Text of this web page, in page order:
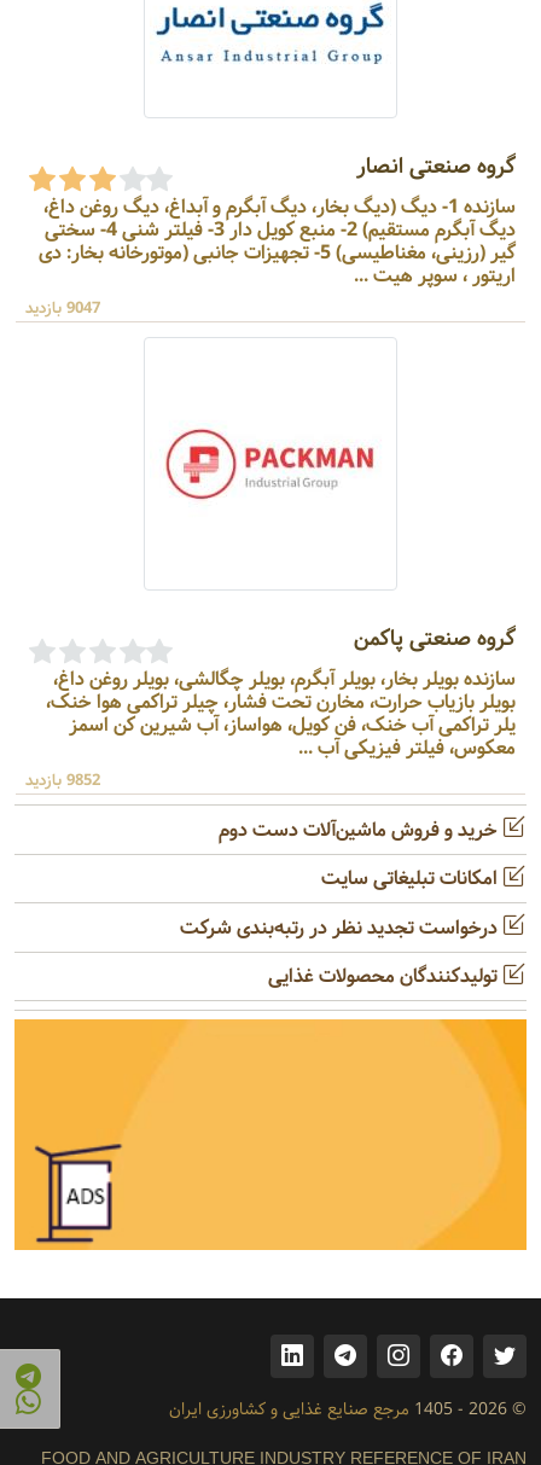
گروه صنعتی انصار
سازنده 1- دیگ (دیگ بخار، دیگ آبگرم و آبداغ، دیگ روغن داغ،
دیگ آبگرم مستقیم) 2- منبع کویل دار 3- فیلتر شنی 4- سختی
گیر (رزینی، مغناطیسی) 5- تجهیزات جانبی (موتورخانه بخار: دی
اریتور ، سوپر هیت ...
9047 بازدید
گروه صنعتی پاکمن
سازنده بویلر بخار، بویلر آبگرم، بویلر چگالشی، بویلر روغن داغ،
بویلر بازیاب حرارت، مخارن تحت فشار، چیلر تراکمی هوا خنک،
یلر تراکمی آب خنک، فن کویل، هواساز، آب شیرین کن اسمز
معکوس، فیلتر فیزیکی آب ...
9852 بازدید
خرید و فروش ماشین‌آلات دست دوم
امکانات تبلیغاتی سایت
درخواست تجدید نظر در رتبه‌بندی شرکت
تولیدکنندگان محصولات غذایی
© 2026 - 1405 مرجع صنایع غذایی و کشاورزی ایران
FOOD AND AGRICULTURE INDUSTRY REFERENCE OF IRAN